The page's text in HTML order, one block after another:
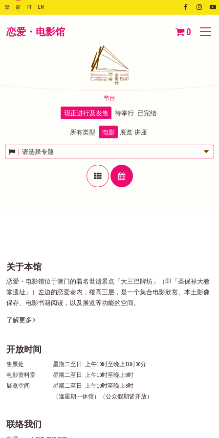
繁 简 PT EN
恋爱・电影馆 0
节目
现正进行及发售 待举行 已完结
所有类型 电影 展览 讲座
请选择专题
关于本馆
恋爱・电影馆位于澳门的着名世遗景点「大三巴牌坊」（即「圣保禄大教
堂遗址」）左边的恋爱巷内，楼高三层，是一个集合电影欣赏、本土影像
保存、电影书籍阅读，以及展览等功能的空间。
了解更多
开放时间
售票处
星期二至日: 上午10时至晚上11时30分
电影资料室
星期二至日: 上午10时至晚上8时
展览空间
星期二至日: 上午10时至晚上8时
（逢星期一休馆）（公众假期皆开放）
联络我们